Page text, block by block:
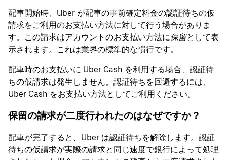
配車開始時、Uber が配車の事前確定料金の認証待ちの仮
請求をご利用のお支払い方法に対して行う場合がありま
す。この請求はアカウントのお支払い方法に保留として表
示されます。これは業界の標準的な慣行です。
配車時のお支払いに Uber Cash を利用する場合、認証待
ちの仮請求は発生しません。認証待ちを回避するには、
Uber Cash をお支払い方法としてご利用ください。
保留の請求が二度行われたのはなぜですか？
配車が完了すると、Uber は認証待ちを解除します。認証
待ちの仮請求が実際の請求と同じ速度で銀行によって処理